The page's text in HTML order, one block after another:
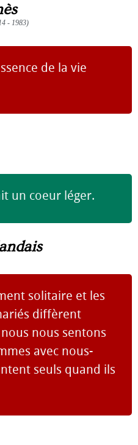
- 1983)
de la vie
un coeur léger.
solitaire et les
diffèrent
nous sentons
avec nous-
seuls quand ils